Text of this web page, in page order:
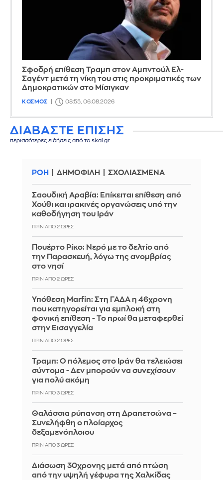
Σφοδρή επίθεση Τραμπ στον Αμπντούλ Ελ-
Σαγέντ μετά τη νίκη του στις προκριματικές των
Δημοκρατικών στο Μίσιγκαν
ΚΟΣΜΟΣ 08:55, 06.08.2026
ΔΙΑΒΑΣΤΕ ΕΠΙΣΗΣ
περισσότερες ειδήσεις από το skai.gr
ΡΟΗ ΔΗΜΟΦΙΛΗ ΣΧΟΛΙΑΣΜΕΝΑ
Σαουδική Αραβία: Επίκειται επίθεση από
Χούθι και ιρακινές οργανώσεις υπό την
καθοδήγηση του Ιράν
ΠΡΙΝ ΑΠΌ 2 ΏΡΕΣ
Πουέρτο Ρίκο: Νερό με το δελτίο από
την Παρασκευή, λόγω της ανομβρίας
στο νησί
ΠΡΙΝ ΑΠΌ 2 ΏΡΕΣ
Υπόθεση Marfin: Στη ΓΑΔΑ η 46χρονη
που κατηγορείται για εμπλοκή στη
φονική επίθεση - Το πρωί θα μεταφερθεί
στην Εισαγγελία
ΠΡΙΝ ΑΠΌ 2 ΏΡΕΣ
Τραμπ: Ο πόλεμος στο Ιράν θα τελειώσει
σύντομα - Δεν μπορούν να συνεχίσουν
για πολύ ακόμη
ΠΡΙΝ ΑΠΌ 3 ΏΡΕΣ
Θαλάσσια ρύπανση στη Δραπετσώνα –
Συνελήφθη ο πλοίαρχος
δεξαμενόπλοιου
ΠΡΙΝ ΑΠΌ 3 ΏΡΕΣ
Διάσωση 30χρονης μετά από πτώση
από την υψηλή γέφυρα της Χαλκίδας